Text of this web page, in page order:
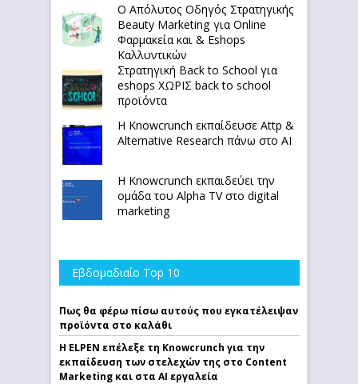
Ο Απόλυτoς Οδηγός Στρατηγικής
Beauty Marketing για Online
Φαρμακεία και & Eshops
Καλλυντικών
Στρατηγική Back to School για
eshops ΧΩΡΙΣ back to school
προϊόντα
Η Knowcrunch εκπαίδευσε Attp &
Alternative Research πάνω στο ΑΙ
Η Knowcrunch εκπαιδεύει την
ομάδα του Alpha TV στο digital
marketing
Εβδομαδιαίο Top 10
Πως θα φέρω πίσω αυτούς που εγκατέλειψαν
προϊόντα στο καλάθι
Η ELPEN επέλεξε τη Knowcrunch για την
εκπαίδευση των στελεχών της στο Content
Marketing και στα AI εργαλεία